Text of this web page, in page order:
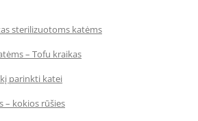
sterilizuotoms katėms
– Tofu kraikas
parinkti katei
– kokios rūšies